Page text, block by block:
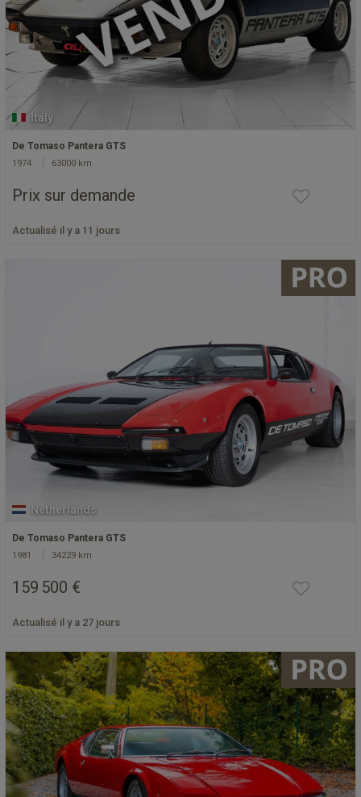
Italy
De Tomaso Pantera GTS
1974 63000 km
Prix sur demande
Actualisé il y a 11 jours
Netherlands
De Tomaso Pantera GTS
1981 34229 km
159 500 €
Actualisé il y a 27 jours